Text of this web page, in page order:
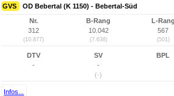
GVS OD Bebertal (K 1150) - Bebertal-Süd
Nr.
312
(10.877)
B-Rang
10.042
(7.638)
L-Rang
567
(501)
DTV
-
SV
-
(-)
BPL
Infos...